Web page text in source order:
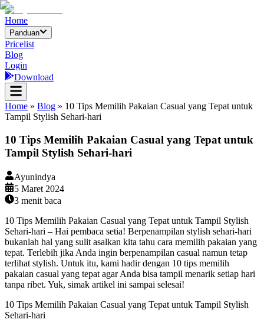
Home
Panduan
Pricelist
Blog
Login
Download
Home » Blog » 10 Tips Memilih Pakaian Casual yang Tepat untuk
Tampil Stylish Sehari-hari
10 Tips Memilih Pakaian Casual yang Tepat untuk
Tampil Stylish Sehari-hari
Ayunindya
5 Maret 2024
3 menit baca
10 Tips Memilih Pakaian Casual yang Tepat untuk Tampil Stylish
Sehari-hari – Hai pembaca setia! Berpenampilan stylish sehari-hari
bukanlah hal yang sulit asalkan kita tahu cara memilih pakaian yang
tepat. Terlebih jika Anda ingin berpenampilan casual namun tetap
terlihat stylish. Untuk itu, kami hadir dengan 10 tips memilih
pakaian casual yang tepat agar Anda bisa tampil menarik setiap hari
tanpa ribet. Yuk, simak artikel ini sampai selesai!
10 Tips Memilih Pakaian Casual yang Tepat untuk Tampil Stylish
Sehari-hari